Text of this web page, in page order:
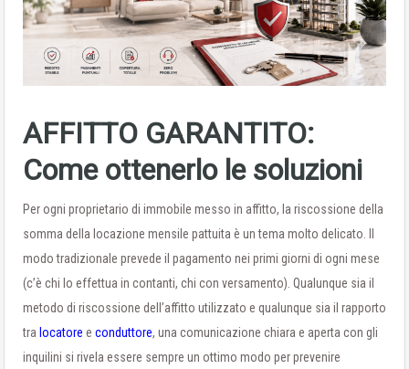
AFFITTO GARANTITO:
Come ottenerlo le soluzioni
Per ogni proprietario di immobile messo in affitto, la riscossione della
somma della locazione mensile pattuita è un tema molto delicato. Il
modo tradizionale prevede il pagamento nei primi giorni di ogni mese
(c’è chi lo effettua in contanti, chi con versamento). Qualunque sia il
metodo di riscossione dell’affitto utilizzato e qualunque sia il rapporto
tra locatore e conduttore, una comunicazione chiara e aperta con gli
inquilini si rivela essere sempre un ottimo modo per prevenire